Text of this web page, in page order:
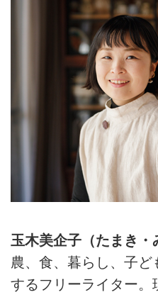
玉木美企子（たまき・
農、食、暮らし、子
するフリーライター